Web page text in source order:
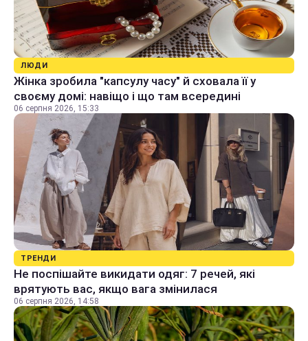
ЛЮДИ
Жінка зробила "капсулу часу" й сховала її у
своєму домі: навіщо і що там всередині
06 серпня 2026, 15:33
ТРЕНДИ
Не поспішайте викидати одяг: 7 речей, які
врятують вас, якщо вага змінилася
06 серпня 2026, 14:58